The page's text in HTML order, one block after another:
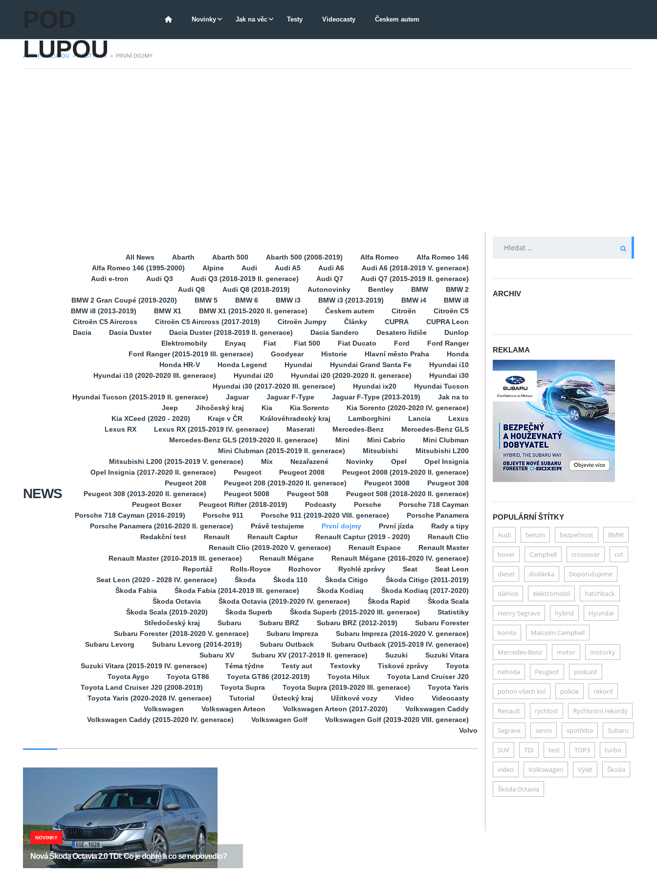
POD
LUPOU
Novinky Jak na věc Testy Videocasty Českem autem
AUTA POD LUPOU > TESTY AUT > PRVNÍ DOJMY
NEWS
All News Abarth Abarth 500 Abarth 500 (2008-2019) Alfa Romeo
Alfa Romeo 146
Alfa Romeo 146 (1995-2000)
Alpine Audi Audi A5 Audi A6
Audi A6 (2018-2019 V. generace)
Audi e-tron
Audi Q3 Audi Q3 (2018-2019 II. generace) Audi Q7
Audi Q7 (2015-2019 II. generace)
Audi Q8
Audi Q8 (2018-2019) Autonovinky Bentley BMW
BMW 2
BMW 2 Gran Coupé (2019-2020)
BMW 5 BMW 6 BMW i3 BMW i3 (2013-2019) BMW i4
BMW i8
BMW i8 (2013-2019)
BMW X1 BMW X1 (2015-2020 II. generace) Českem autem Citroën
Citroën C5
Citroën C5 Aircross
Citroën C5 Aircross (2017-2019) Citroën Jumpy Články CUPRA
CUPRA Leon
Dacia
Dacia Duster Dacia Duster (2018-2019 II. generace) Dacia Sandero Desatero řidiče
Dunlop
Elektromobily
Enyaq Fiat Fiat 500 Fiat Ducato Ford
Ford Ranger
Ford Ranger (2015-2019 III. generace)
Goodyear Historie Hlavní město Praha
Honda
Honda HR-V
Honda Legend Hyundai Hyundai Grand Santa Fe
Hyundai i10
Hyundai i10 (2020-2020 III. generace)
Hyundai i20 Hyundai i20 (2020-2020 II. generace)
Hyundai i30
Hyundai i30 (2017-2020 III. generace)
Hyundai ix20
Hyundai Tucson
Hyundai Tucson (2015-2019 II. generace)
Jaguar Jaguar F-Type Jaguar F-Type (2013-2019)
Jak na to
Jeep
Jihočeský kraj Kia Kia Sorento
Kia Sorento (2020-2020 IV. generace)
Kia XCeed (2020 - 2020)
Kraje v ČR Královéhradecký kraj Lamborghini Lancia
Lexus
Lexus RX
Lexus RX (2015-2019 IV. generace) Maserati Mercedes-Benz
Mercedes-Benz GLS
Mercedes-Benz GLS (2019-2020 II. generace)
Mini Mini Cabrio
Mini Clubman
Mini Clubman (2015-2019 II. generace)
Mitsubishi
Mitsubishi L200
Mitsubishi L200 (2015-2019 V. generace)
Mix Nezařazené Novinky Opel
Opel Insignia
Opel Insignia (2017-2020 II. generace)
Peugeot Peugeot 2008
Peugeot 2008 (2019-2020 II. generace)
Peugeot 208
Peugeot 208 (2019-2020 II. generace) Peugeot 3008
Peugeot 308
Peugeot 308 (2013-2020 II. generace)
Peugeot 5008 Peugeot 508
Peugeot 508 (2018-2020 II. generace)
Peugeot Boxer
Peugeot Rifter (2018-2019) Podcasty Porsche
Porsche 718 Cayman
Porsche 718 Cayman (2016-2019)
Porsche 911 Porsche 911 (2019-2020 VIII. generace)
Porsche Panamera
Porsche Panamera (2016-2020 II. generace)
Právě testujeme První dojmy První jízda
Rady a tipy
Redakční test
Renault Renault Captur Renault Captur (2019 - 2020)
Renault Clio
Renault Clio (2019-2020 V. generace)
Renault Espace
Renault Master
Renault Master (2010-2019 III. generace)
Renault Mégane
Renault Mégane (2016-2020 IV. generace)
Reportáž
Rolls-Royce Rozhovor Rychlé zprávy Seat
Seat Leon
Seat Leon (2020 - 2028 IV. generace)
Škoda Škoda 110 Škoda Citigo
Škoda Citigo (2011-2019)
Škoda Fabia
Škoda Fabia (2014-2019 III. generace) Škoda Kodiaq
Škoda Kodiaq (2017-2020)
Škoda Octavia
Škoda Octavia (2019-2020 IV. generace) Škoda Rapid
Škoda Scala
Škoda Scala (2019-2020)
Škoda Superb Škoda Superb (2015-2020 III. generace)
Statistiky
Středočeský kraj
Subaru Subaru BRZ Subaru BRZ (2012-2019)
Subaru Forester
Subaru Forester (2018-2020 V. generace)
Subaru Impreza
Subaru Impreza (2016-2020 V. generace)
Subaru Levorg
Subaru Levorg (2014-2019) Subaru Outback
Subaru Outback (2015-2019 IV. generace)
Subaru XV
Subaru XV (2017-2019 II. generace) Suzuki
Suzuki Vitara
Suzuki Vitara (2015-2019 IV. generace)
Téma týdne Testy aut Textovky Tiskové zprávy
Toyota
Toyota Aygo
Toyota GT86 Toyota GT86 (2012-2019) Toyota Hilux
Toyota Land Cruiser J20
Toyota Land Cruiser J20 (2008-2019)
Toyota Supra Toyota Supra (2019-2020 III. generace)
Toyota Yaris
Toyota Yaris (2020-2028 IV. generace)
Tutorial Ústecký kraj Užitkové vozy Video
Videocasty
Volkswagen
Volkswagen Arteon Volkswagen Arteon (2017-2020)
Volkswagen Caddy
Volkswagen Caddy (2015-2020 IV. generace)
Volkswagen Golf
Volkswagen Golf (2019-2020 VIII. generace)
Volvo
NOVINKY
Nová Škoda Octavia 2.0 TDI: Co je dobré a co se nepovedlo?
VYHLEDÁVÁNÍ
ARCHIV
REKLAMA
POPULÁRNÍ ŠTÍTKY
Audi benzín bezpečnost BMW
boxer Campbell crossover cvt
diesel dodávka Doporučujeme
dálnice elektromobil hatchback
Henry Segrave hybrid Hyundai
kombi Malcolm Campbell
Mercedes-Benz motor motorky
nehoda Peugeot podcast
pohon všech kol policie rekord
Renault rychlost Rychlostní rekordy
Segrave servis spotřeba Subaru
SUV TDI test TOP3 turbo
video Volkswagen Výlet Škoda
Škoda Octavia